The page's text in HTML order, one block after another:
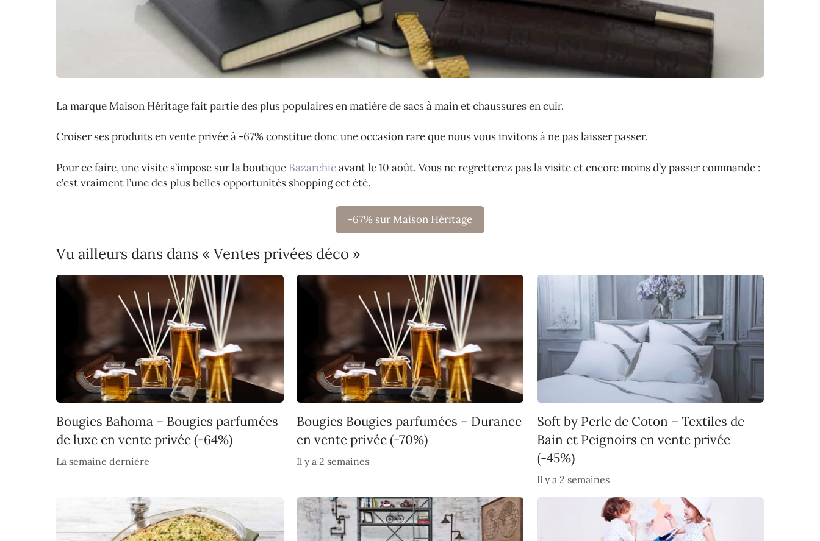
La marque Maison Héritage fait partie des plus populaires en matière de sacs à main et chaussures en cuir.
Croiser ses produits en vente privée à -67% constitue donc une occasion rare que nous vous invitons à ne pas laisser passer.
Pour ce faire, une visite s’impose sur la boutique Bazarchicavant le 10 août. Vous ne regretterez pas la visite et encore moins d’y passer commande :
c’est vraiment l’une des plus belles opportunités shopping cet été.
-67% sur Maison Héritage
Vu ailleurs dans dans « Ventes privées déco »
Bougies Bahoma – Bougies parfumées
de luxe en vente privée (-64%)
La semaine dernière
Bougies Bougies parfumées – Durance
en vente privée (-70%)
Il y a 2 semaines
Soft by Perle de Coton – Textiles de
Bain et Peignoirs en vente privée
(-45%)
Il y a 2 semaines